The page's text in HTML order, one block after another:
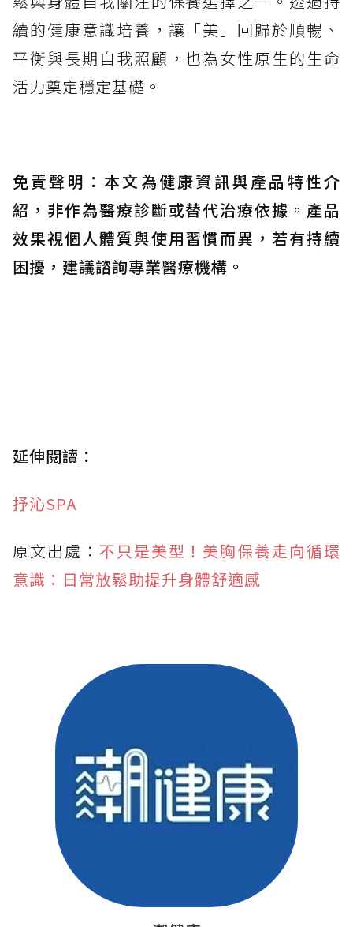
續的健康意識培養，讓「美」回歸於順暢、
平衡與長期自我照顧，也為女性原生的生命
活力奠定穩定基礎。
免責聲明：本文為健康資訊與產品特性介
紹，非作為醫療診斷或替代治療依據。產品
效果視個人體質與使用習慣而異，若有持續
困擾，建議諮詢專業醫療機構。
延伸閱讀：
抒沁SPA
原文出處： 不只是美型！美胸保養走向循環
意識：日常放鬆助提升身體舒適感